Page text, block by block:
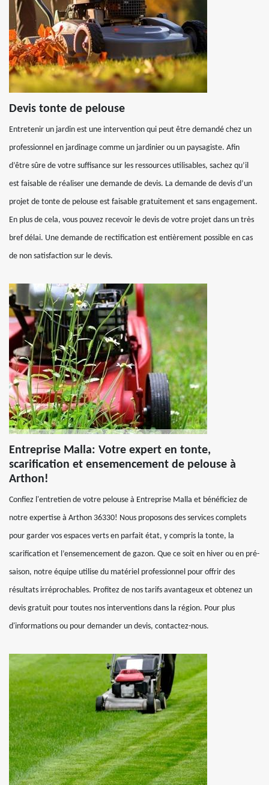
Devis tonte de pelouse
Entretenir un jardin est une intervention qui peut être demandé chez un
professionnel en jardinage comme un jardinier ou un paysagiste. Afin
d’être sûre de votre suffisance sur les ressources utilisables, sachez qu’il
est faisable de réaliser une demande de devis. La demande de devis d’un
projet de tonte de pelouse est faisable gratuitement et sans engagement.
En plus de cela, vous pouvez recevoir le devis de votre projet dans un très
bref délai. Une demande de rectification est entièrement possible en cas
de non satisfaction sur le devis.
Entreprise Malla: Votre expert en tonte,
scarification et ensemencement de pelouse à
Arthon!
Confiez l'entretien de votre pelouse à Entreprise Malla et bénéficiez de
notre expertise à Arthon 36330! Nous proposons des services complets
pour garder vos espaces verts en parfait état, y compris la tonte, la
scarification et l’ensemencement de gazon. Que ce soit en hiver ou en pré-
saison, notre équipe utilise du matériel professionnel pour offrir des
résultats irréprochables. Profitez de nos tarifs avantageux et obtenez un
devis gratuit pour toutes nos interventions dans la région. Pour plus
d'informations ou pour demander un devis, contactez-nous.